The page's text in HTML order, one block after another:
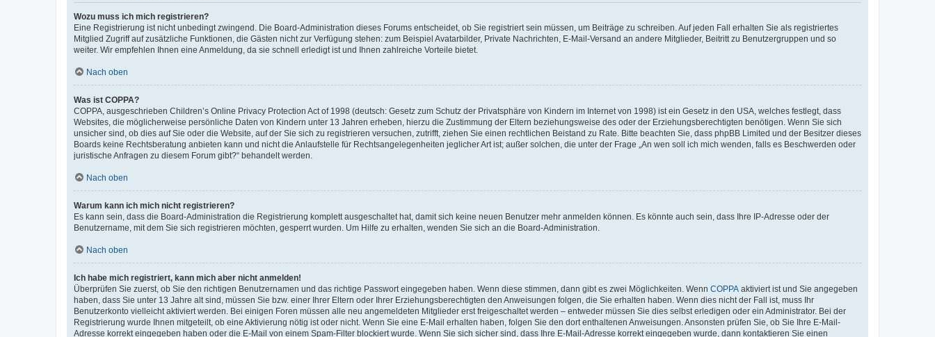
Wozu muss ich mich registrieren?
Eine Registrierung ist nicht unbedingt zwingend. Die Board-Administration dieses Forums entscheidet, ob Sie registriert sein müssen, um Beiträge zu schreiben. Auf jeden Fall erhalten Sie als registriertes
Mitglied Zugriff auf zusätzliche Funktionen, die Gästen nicht zur Verfügung stehen: zum Beispiel Avatarbilder, Private Nachrichten, E-Mail-Versand an andere Mitglieder, Beitritt zu Benutzergruppen und so
weiter. Wir empfehlen Ihnen eine Anmeldung, da sie schnell erledigt ist und Ihnen zahlreiche Vorteile bietet.
Nach oben
Was ist COPPA?
COPPA, ausgeschrieben Children’s Online Privacy Protection Act of 1998 (deutsch: Gesetz zum Schutz der Privatsphäre von Kindern im Internet von 1998) ist ein Gesetz in den USA, welches festlegt, dass
Websites, die möglicherweise persönliche Daten von Kindern unter 13 Jahren erheben, hierzu die Zustimmung der Eltern beziehungsweise des oder der Erziehungsberechtigten benötigen. Wenn Sie sich
unsicher sind, ob dies auf Sie oder die Website, auf der Sie sich zu registrieren versuchen, zutrifft, ziehen Sie einen rechtlichen Beistand zu Rate. Bitte beachten Sie, dass phpBB Limited und der Besitzer dieses
Boards keine Rechtsberatung anbieten kann und nicht die Anlaufstelle für Rechtsangelegenheiten jeglicher Art ist; außer solchen, die unter der Frage „An wen soll ich mich wenden, falls es Beschwerden oder
juristische Anfragen zu diesem Forum gibt?“ behandelt werden.
Nach oben
Warum kann ich mich nicht registrieren?
Es kann sein, dass die Board-Administration die Registrierung komplett ausgeschaltet hat, damit sich keine neuen Benutzer mehr anmelden können. Es könnte auch sein, dass Ihre IP-Adresse oder der
Benutzername, mit dem Sie sich registrieren möchten, gesperrt wurden. Um Hilfe zu erhalten, wenden Sie sich an die Board-Administration.
Nach oben
Ich habe mich registriert, kann mich aber nicht anmelden!
Überprüfen Sie zuerst, ob Sie den richtigen Benutzernamen und das richtige Passwort eingegeben haben. Wenn diese stimmen, dann gibt es zwei Möglichkeiten. Wenn COPPA aktiviert ist und Sie angegeben
haben, dass Sie unter 13 Jahre alt sind, müssen Sie bzw. einer Ihrer Eltern oder Ihrer Erziehungsberechtigten den Anweisungen folgen, die Sie erhalten haben. Wenn dies nicht der Fall ist, muss Ihr
Benutzerkonto vielleicht aktiviert werden. Bei einigen Foren müssen alle neu angemeldeten Mitglieder erst freigeschaltet werden – entweder müssen Sie dies selbst erledigen oder ein Administrator. Bei der
Registrierung wurde Ihnen mitgeteilt, ob eine Aktivierung nötig ist oder nicht. Wenn Sie eine E-Mail erhalten haben, folgen Sie den dort enthaltenen Anweisungen. Ansonsten prüfen Sie, ob Sie Ihre E-Mail-
Adresse korrekt eingegeben haben oder die E-Mail von einem Spam-Filter blockiert wurde. Wenn Sie sich sicher sind, dass Ihre E-Mail-Adresse korrekt eingegeben wurde, dann kontaktieren Sie einen